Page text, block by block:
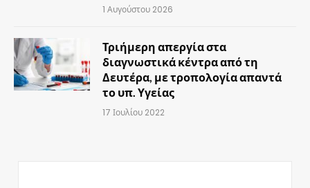
1 Αυγούστου 2026
Τριήμερη απεργία στα
διαγνωστικά κέντρα από τη
Δευτέρα, με τροπολογία απαντά
το υπ. Υγείας
17 Ιουλίου 2022